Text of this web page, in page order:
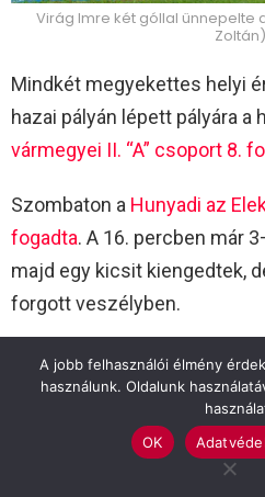
Virág Imre két góllal ünnepelte
Zoltán)
Mindkét megyekettes helyi
hazai pályán lépett pályára a
vármegyei II. “A” csoport 8.
Szombaton a Hunyadi az
fogadta. A 16. percben már
majd egy kicsit kiengedtek,
forgott veszélyben.
Békésszentandrási
Békésszentandrás, 100
Békésszentandrás: Buzás –
A jobb felhasználói élmény
használunk. Oldalunk
OK